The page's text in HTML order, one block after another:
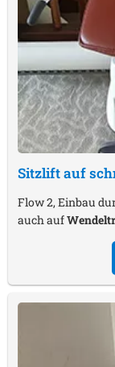
Sitzlift auf
Flow 2, Einbau
auch auf